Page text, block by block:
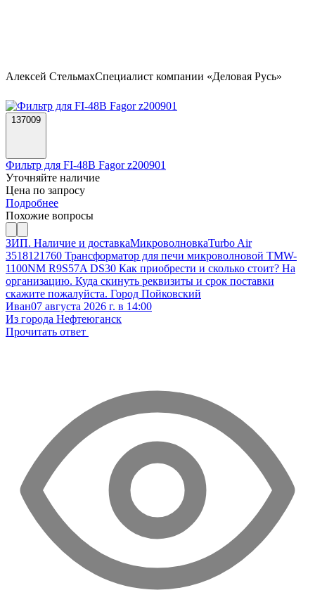
Алексей СтельмахСпециалист компании «Деловая Русь»
137009
Фильтр для FI-48B Fagor z200901
Уточняйте наличие
Цена по запросу
Подробнее
Похожие вопросы
ЗИП. Наличие и доставкаМикроволновкаTurbo Air
3518121760 Трансформатор для печи микроволновой TMW-
1100NM R9S57A DS30 Как приобрести и сколько стоит? На
организацию. Куда скинуть реквизиты и срок поставки
скажите пожалуйста. Город Пойковский
Иван07 августа 2026 г. в 14:00
Из города Нефтеюганск
Прочитать ответ